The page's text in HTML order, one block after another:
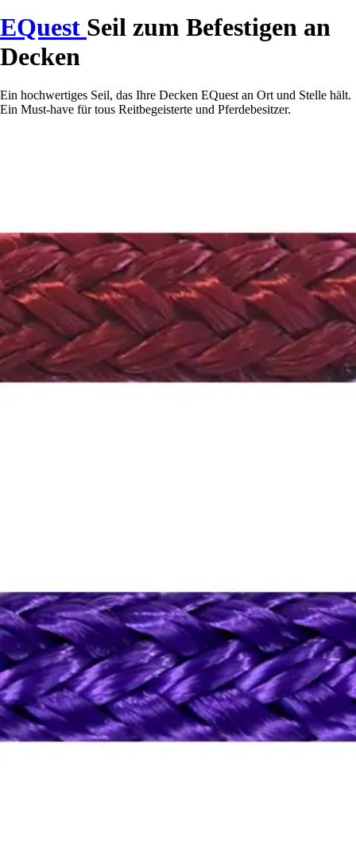
EQuest Seil zum Befestigen an
Decken
Ein hochwertiges Seil, das Ihre Decken EQuest an Ort und Stelle hält.
Ein Must-have für tous Reitbegeisterte und Pferdebesitzer.